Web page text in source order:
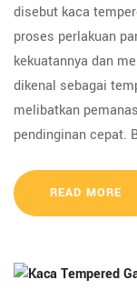
disebut kaca
proses perlakuan
kekuatannya dan
dikenal sebagai
melibatkan
pendinginan cepat.
READ MORE